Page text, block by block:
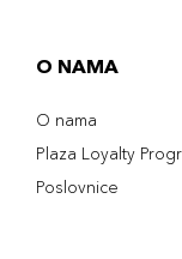
O NAMA
O nama
Plaza Loyalty
Poslovnice